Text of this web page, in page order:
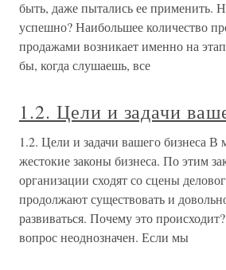
быть, даже пытались ее применить.
успешно? Наибольшее количество
продажами возникает именно на
бы, когда слушаешь, все
1.2. Цели и задачи
1.2. Цели и задачи вашего бизнеса В
жестокие законы бизнеса. По этим
организации сходят со сцены
продолжают существовать и
развиваться. Почему это
вопрос неоднозначен. Если мы